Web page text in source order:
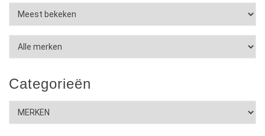
Categorieën